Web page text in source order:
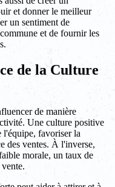
et donner le meilleur
un sentiment de
et de fournir les
de la Culture
de manière
Une culture positive
l'équipe, favoriser la
des ventes. À l'inverse,
morale, un taux de